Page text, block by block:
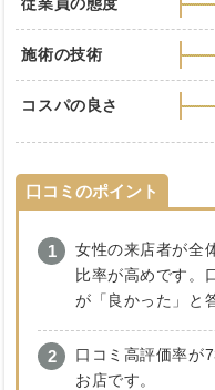
従業員の態度
施術の技術
コスパの良さ
口コミのポイント
女性の来店者が全
比率が高めです。
が「良かった」と
口コミ高評価率が
お店です。